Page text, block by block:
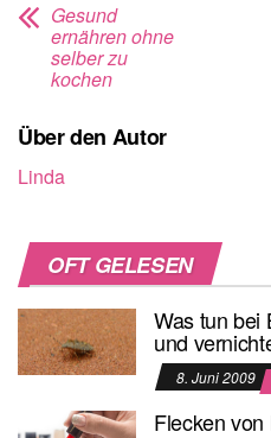
Gesund
ernähren ohne
selber zu
kochen
Über den Autor
Linda
OFT GELESEN
Was tun bei
und
8. Juni 2009
Flecken